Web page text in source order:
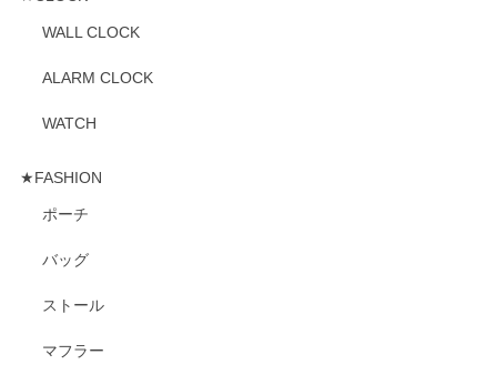
WALL CLOCK
ALARM CLOCK
WATCH
★FASHION
ポーチ
バッグ
ストール
マフラー